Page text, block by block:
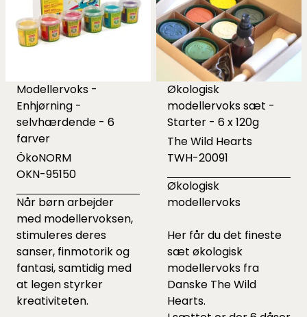
Modellervoks -
Enhjørning -
selvhærdende - 6
farver
ÖkoNORM
OKN-95150
Når børn arbejder
med modellervoksen,
stimuleres deres
sanser, finmotorik og
fantasi, samtidig med
at legen styrker
kreativiteten.
Økologisk
modellervoks sæt -
Starter - 6 x 120g
The Wild Hearts
TWH-20091
Økologisk
modellervoks
Her får du det fineste
sæt økologisk
modellervoks fra
Danske The Wild
Hearts.